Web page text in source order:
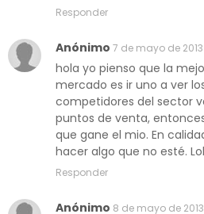
Responder
Anónimo 7 de mayo de 2013
hola yo pienso que la
mercado es ir uno a ver
competidores del sector
puntos de venta,
que gane el mio. En
hacer algo que no esté.
Responder
Anónimo 8 de mayo de 2013